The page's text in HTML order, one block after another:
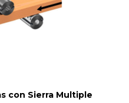
con Sierra Multiple